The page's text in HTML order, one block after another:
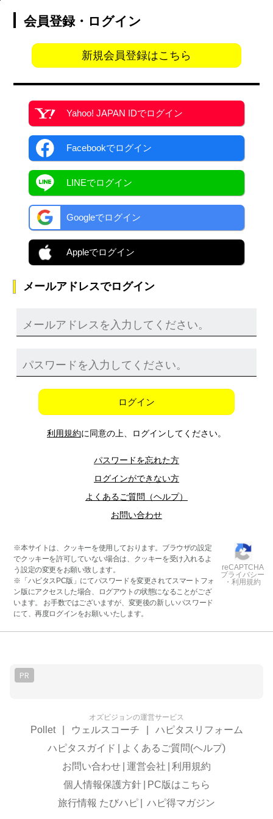
会員登録・ログイン
新規会員登録はこちら
Yahoo! JAPAN IDでログイン
Facebookでログイン
LINEでログイン
Googleでログイン
Appleでログイン
メールアドレスでログイン
ログイン
利用規約に同意の上、ログインしてください。
パスワードを忘れた方
ログインができない方
よくあるご質問（ヘルプ）
お問い合わせ
※本サイトは、クッキーを使用しております。ブラウザの設定
でクッキーを許可していない場合は、クッキーを受け入れるよ
う設定の変更をお願い致します。
※「ハピタスPC版」にてパスワードを変更されてスマートフォ
ン版にアクセスした場合、ログアウトの状態になることがござ
います。 お手数ではございますが、変更後の新しいパスワード
にて、再度ログインをお願いいたします。
reCAPTCHA
プライバシー
・利用規約
PR
オズビジョンの運営サービス
Pollet ウェルスコーチ
ハピタスリフォーム
ハピタスガイド
よくあるご質問(ヘルプ)
お問い合わせ 運営会社
利用規約
個人情報保護方針
PC版はこちら
旅行情報 たびハピ
ハピ得マガジン